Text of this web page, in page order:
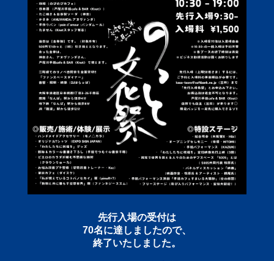
先行入場の受付は
70名に達しましたので、
終了いたしました。